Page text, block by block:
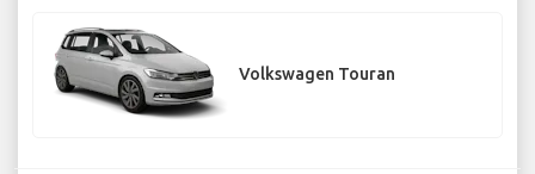
Volkswagen Touran